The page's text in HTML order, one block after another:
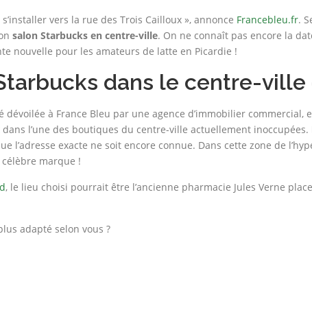
vers la rue des Trois Cailloux », annonce Francebleu.fr.
salon Starbucks en centre-ville. On ne connaît pas encore la
nouvelle pour les amateurs de latte en Picardie !
dans le centre-ville
dévoilée à France Bleu par une agence d’immobilier commercial,
dans l’une des boutiques du centre-ville actuellement inoccupées.
l’adresse exacte ne soit encore connue. Dans cette zone de
marque !
, le lieu choisi pourrait être l’ancienne pharmacie Jules Verne
adapté selon vous ?